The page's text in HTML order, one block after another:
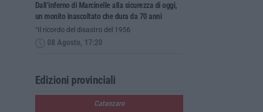
Dall’inferno di Marcinelle alla sicurezza di oggi,
un monito inascoltato che dura da 70 anni
“Il ricordo del disastro del 1956
08 Agosto, 17:20
Edizioni provinciali
Catanzaro